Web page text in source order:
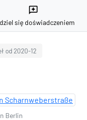
reviews
się doświadczeniem
od 2020-12
Berlin